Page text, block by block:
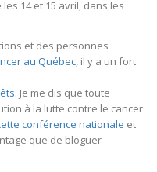
14 et 15 avril, dans les
et des personnes
au Québec, il y a un fort
. Je me dis que toute
à la lutte contre le cancer
conférence nationale et
que de bloguer